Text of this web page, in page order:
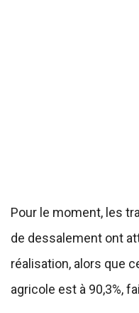
Pour le moment, les
de dessalement ont
réalisation, alors que
agricole est à 90,3%,